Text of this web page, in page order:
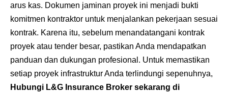
arus kas. Dokumen jaminan proyek ini menjadi bukti
komitmen kontraktor untuk menjalankan pekerjaan sesuai
kontrak. Karena itu, sebelum menandatangani kontrak
proyek atau tender besar, pastikan Anda mendapatkan
panduan dan dukungan profesional. Untuk memastikan
setiap proyek infrastruktur Anda terlindungi sepenuhnya,
Hubungi L&G Insurance Broker sekarang di